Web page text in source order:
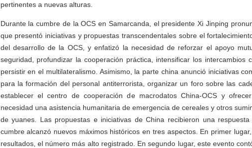
pertinentes a nuevas alturas.
Durante la cumbre de la OCS en Samarcanda, el presidente Xi Jinping
que presentó iniciativas y propuestas transcendentales sobre el
del desarrollo de la OCS, y enfatizó la necesidad de reforzar el apoyo
seguridad, profundizar la cooperación práctica, intensificar los intercambios
persistir en el multilateralismo. Asimismo, la parte china anunció iniciativas
para la formación del personal antiterrorista, organizar un foro sobre las
establecer el centro de cooperación de macrodatos China-OCS y
necesidad una asistencia humanitaria de emergencia de cereales y otros
de yuanes. Las propuestas e iniciativas de China recibieron una
cumbre alcanzó nuevos máximos históricos en tres aspectos. En primer
resultados, el número más alto registrado. En segundo lugar, este evento